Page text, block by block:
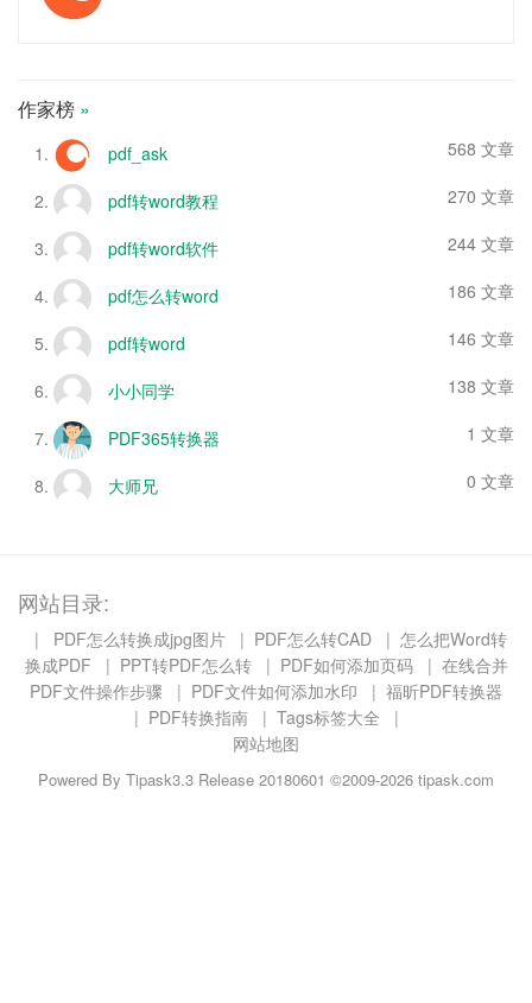
作家榜 »
pdf_ask 568 文章
pdf转word教程 270 文章
pdf转word软件 244 文章
pdf怎么转word 186 文章
pdf转word 146 文章
小小同学 138 文章
PDF365转换器 1 文章
大师兄 0 文章
网站目录:
| PDF怎么转换成jpg图片 | PDF怎么转CAD | 怎么把Word转
换成PDF
| PPT转PDF怎么转 | PDF如何添加页码 | 在线合并
PDF文件操作步骤
| PDF文件如何添加水印 | 福昕PDF转换器
| PDF转换指南 | Tags标签大全
|
网站地图
Powered By Tipask3.3 Release 20180601 ©2009-2026 tipask.com